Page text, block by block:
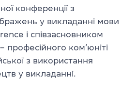
конференції з
у викладанні мови
і співзасновником
– професійного ком’юніті
з використання
у викладанні.